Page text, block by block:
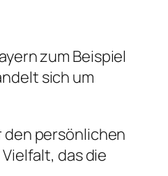
zum Beispiel
sich um
den persönlichen
das die